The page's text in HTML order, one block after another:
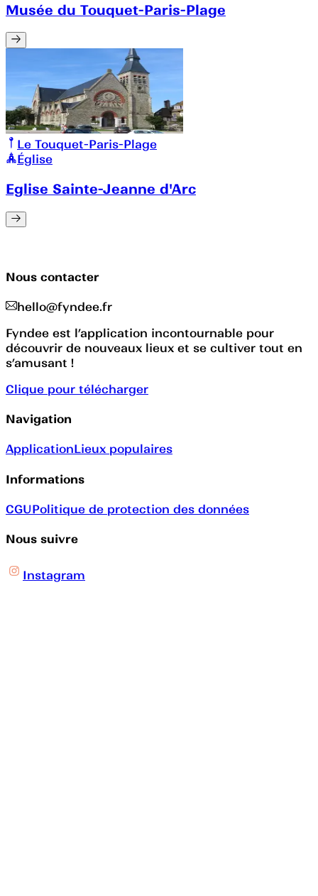
Musée du Touquet-Paris-Plage
Le Touquet-Paris-Plage
Église
Eglise Sainte-Jeanne d'Arc
Nous contacter
hello@fyndee.fr
Fyndee est l’application incontournable pour
découvrir de nouveaux lieux et se cultiver tout en
s’amusant !
Clique pour télécharger
Navigation
ApplicationLieux populaires
Informations
CGUPolitique de protection des données
Nous suivre
Instagram